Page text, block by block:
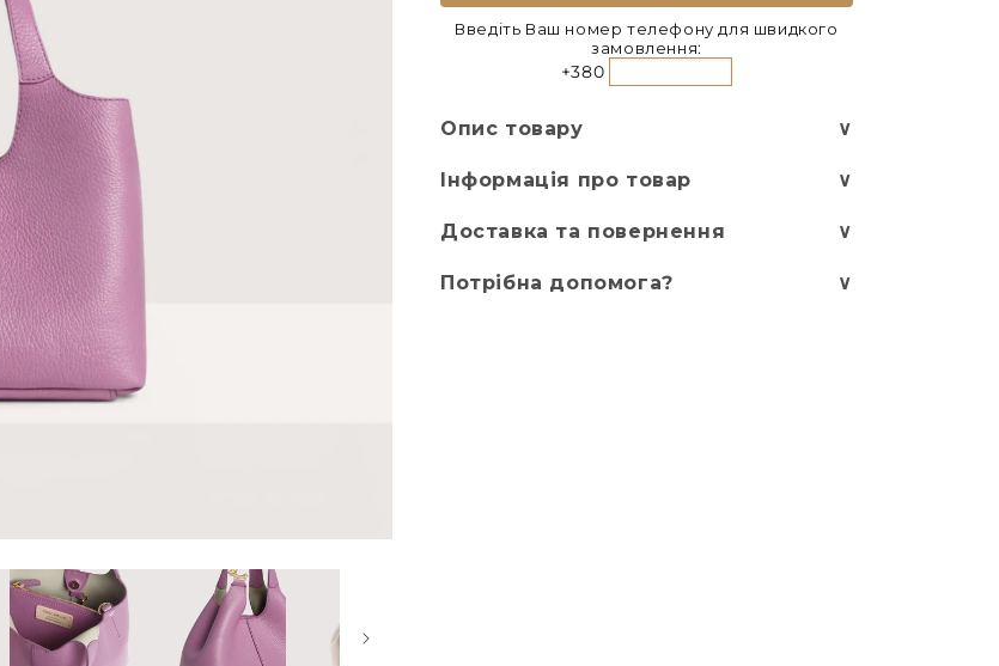
Введіть Ваш номер телефону для швидкого
замовлення:
+380
Опис товару ∨
Інформація про товар ∨
Доставка та повернення ∨
Потрібна допомога? ∨